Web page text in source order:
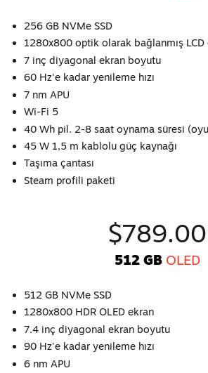
256 GB NVMe SSD
1280x800 optik olarak bağlanmış LCD
7 inç diyagonal ekran boyutu
60 Hz'e kadar yenileme hızı
7 nm APU
Wi-Fi 5
40 Wh pil. 2-8 saat oynama süresi
45 W 1,5 m kablolu güç kaynağı
Taşıma çantası
Steam profili paketi
$789.00
512 GB OLED
512 GB NVMe SSD
1280x800 HDR OLED ekran
7.4 inç diyagonal ekran boyutu
90 Hz'e kadar yenileme hızı
6 nm APU